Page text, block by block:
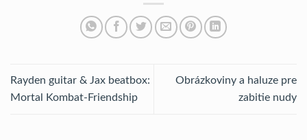
Rayden guitar & Jax beatbox:
Mortal Kombat-Friendship
Obrázkoviny a haluze pre
zabitie nudy